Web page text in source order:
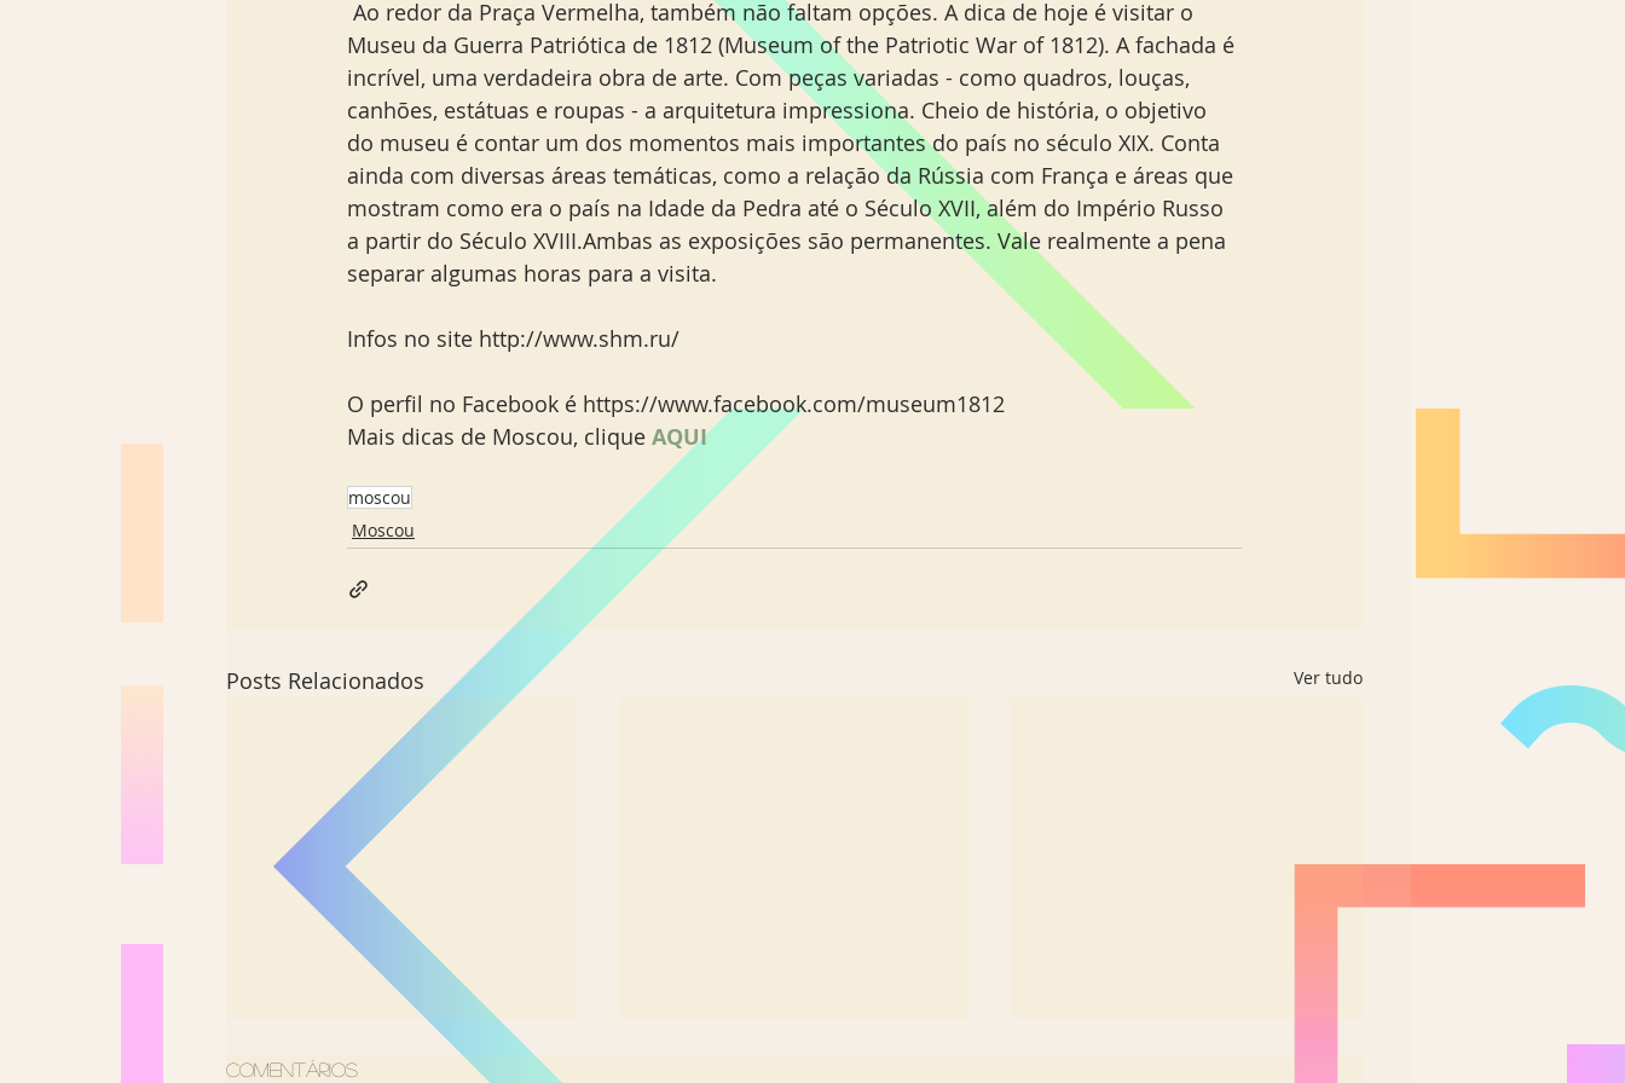
Miami Orlando Moscou New York
Museu da Guerra Patriótica de 1812 (Museum of the Patriotic War of 1812). A fachada é
incrível, uma verdadeira obra de arte. Com peças variadas - como quadros, louças,
canhões, estátuas e roupas - a arquitetura impressiona. Cheio de história, o objetivo
do museu é contar um dos momentos mais importantes do país no século XIX. Conta
ainda com diversas áreas temáticas, como a relação da Rússia com França e áreas que
mostram como era o país na Idade da Pedra até o Século XVII, além do Império Russo
a partir do Século XVIII.Ambas as exposições são permanentes. Vale realmente a pena
separar algumas horas para a visita.
Infos no site http://www.shm.ru/
O perfil no Facebook é https://www.facebook.com/museum1812
Mais dicas de Moscou, clique AQUI
moscou
Moscou
Posts Relacionados Ver tudo
Comentários